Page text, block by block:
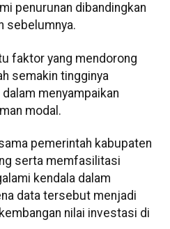
penurunan dibandingkan
sebelumnya.
faktor yang mendorong
semakin tingginya
menyampaikan
modal.
pemerintah kabupaten
serta memfasilitasi
kendala dalam
data tersebut menjadi
nilai investasi di